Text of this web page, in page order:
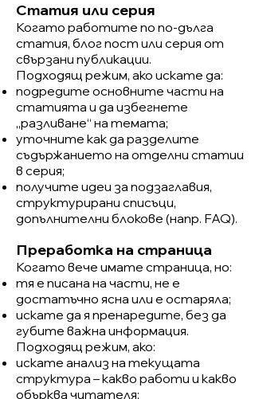
Статия или серия
Когато работите по по-дълга
статия, блог пост или серия от
свързани публикации.
Подходящ режим, ако искате да:
подредите основните части на
статията и да избегнете
„разливане“ на темата;
уточните как да разделите
съдържанието на отделни статии
в серия;
получите идеи за подзаглавия,
структурирани списъци,
допълнителни блокове (напр. FAQ).
Преработка на страница
Когато вече имате страница, но:
тя е писана на части, не е
достатъчно ясна или е остаряла;
искате да я пренаредите, без да
губите важна информация.
Подходящ режим, ако:
искате анализ на текущата
структура – какво работи и какво
обърква читателя;